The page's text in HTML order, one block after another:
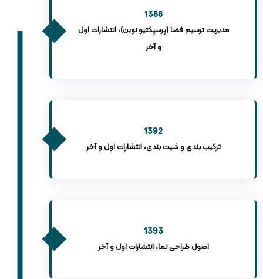
1388
مدیریت ترسیم فضا (پرسپکتیو نوین)، انتشارات اول
و آخر
1392
ترکیب بندی و شیت بندی، انتشارات اول و آخر
1393
اصول طراحی نما، انتشارات اول و آخر